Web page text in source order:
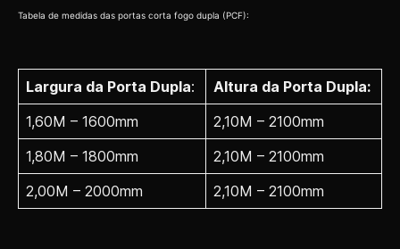
Tabela de medidas das portas corta fogo dupla (PCF):
Largura da Porta Dupla:
Altura da Porta Dupla:
1,60M – 1600mm
2,10M – 2100mm
1,80M – 1800mm
2,10M – 2100mm
2,00M – 2000mm
2,10M – 2100mm